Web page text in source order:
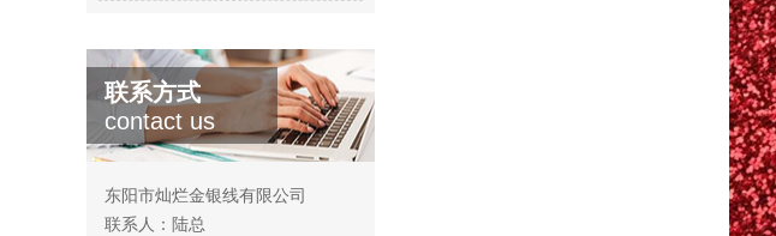
联系方式
contact us
东阳市灿烂金银线有限公司
联系人：陆总